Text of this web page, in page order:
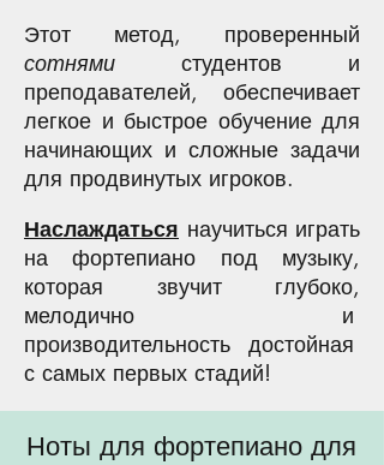
Этот метод, проверенный
сотнями студентов и
преподавателей, обеспечивает
легкое и быстрое обучение для
начинающих и сложные задачи
для продвинутых игроков.
Наслаждаться научиться играть
на фортепиано под музыку,
которая звучит глубоко,
мелодично и
производительность
достойная
с самых первых стадий!
Ноты для фортепиано для